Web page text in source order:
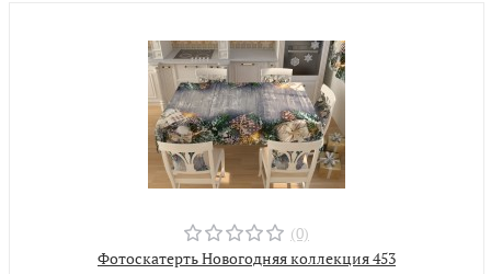
(0)
Фотоскатерть Новогодняя коллекция 453